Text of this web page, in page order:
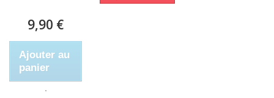
9,90 €
Ajouter au
panier